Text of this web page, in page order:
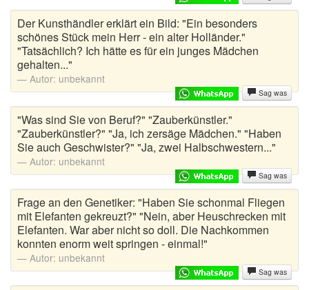
Der Kunsthändler erklärt ein Bild: "Ein besonders
schönes Stück mein Herr - ein alter Holländer."
"Tatsächlich? Ich hätte es für ein junges Mädchen
gehalten..."
Autor: unbekannt
Sag was
"Was sind Sie von Beruf?" "Zauberkünstler."
"Zauberkünstler?" "Ja, ich zersäge Mädchen." "Haben
Sie auch Geschwister?" "Ja, zwei Halbschwestern..."
Autor: unbekannt
Sag was
Frage an den Genetiker: "Haben Sie schonmal Fliegen
mit Elefanten gekreuzt?" "Nein, aber Heuschrecken mit
Elefanten. War aber nicht so doll. Die Nachkommen
konnten enorm weit springen - einmal!"
Autor: unbekannt
Sag was